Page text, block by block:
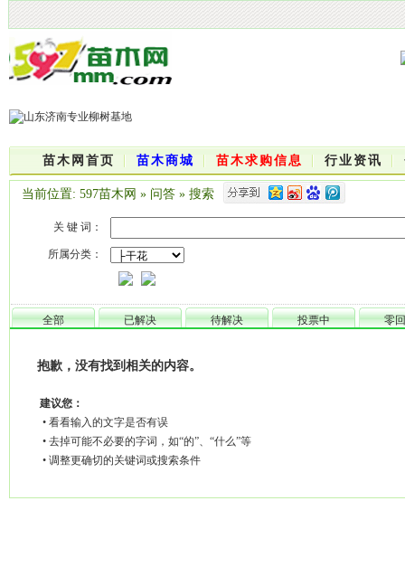
苗木网首页 苗木商城 苗木求购信息 行业资讯
当前位置: 597苗木网 » 问答 » 搜索
关 键 词：
所属分类：
全部 已解决 待解决 投票中 零
抱歉，没有找到相关的内容。
建议您：
• 看看输入的文字是否有误
• 去掉可能不必要的字词，如“的”、“什么”等
• 调整更确切的关键词或搜索条件